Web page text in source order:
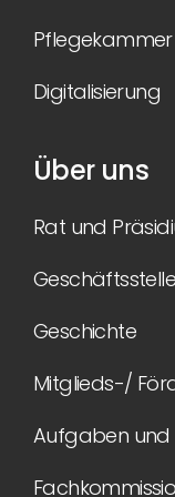
Pflegekammer
Digitalisierung
Über uns
Rat und
Geschäftsstelle
Geschichte
Mitglieds-/
Aufgaben und